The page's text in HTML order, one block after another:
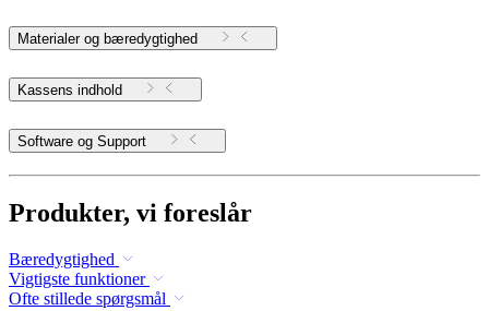
Materialer og bæredygtighed
Kassens indhold
Software og Support
Produkter, vi foreslår
Bæredygtighed
Vigtigste funktioner
Ofte stillede spørgsmål